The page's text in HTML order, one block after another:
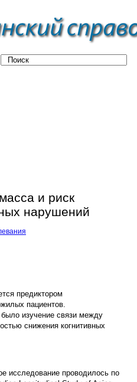
и риск
нарушений
предиктором
пациентов.
изучение связи между
снижения когнитивных
исследование проводилось по